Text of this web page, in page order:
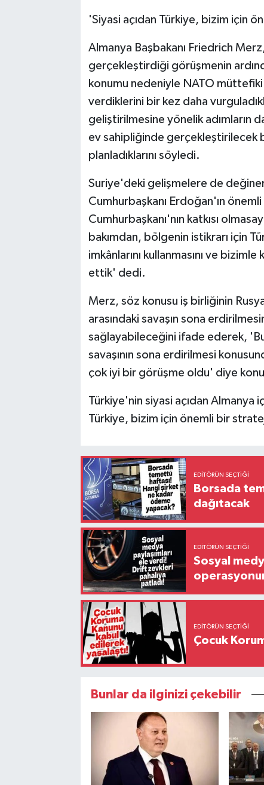
'Siyasi açıdan Türkiye, bizim için
Almanya Başbakanı Friedrich
gerçekleştirdiği görüşmenin
konumu nedeniyle NATO
verdiklerini bir kez daha
geliştirilmesine yönelik adımların
ev sahipliğinde gerçekleştirilecek
planladıklarını söyledi.
Suriye'deki gelişmelere de
Cumhurbaşkanı Erdoğan'ın
Cumhurbaşkanı'nın katkısı
bakımdan, bölgenin istikrarı için
imkânlarını kullanmasını ve
ettik' dedi.
Merz, söz konusu iş birliğinin
arasındaki savaşın sona
sağlayabileceğini ifade ederek,
savaşının sona erdirilmesi
çok iyi bir görüşme oldu' diye
Türkiye'nin siyasi açıdan Almanya
Türkiye, bizim için önemli bir
EDITÖRÜN SEÇTIĞI
Borsada
dağıtacak
EDITÖRÜN SEÇTIĞI
Sosyal
EDITÖRÜN SEÇTIĞI
Çocuk
Bunlar da ilginizi çekebilir